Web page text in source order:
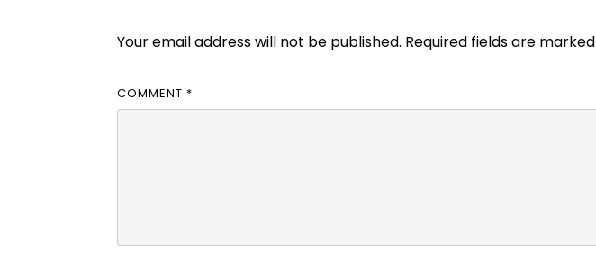
Your email address will not be published. Required fields are marked
COMMENT *